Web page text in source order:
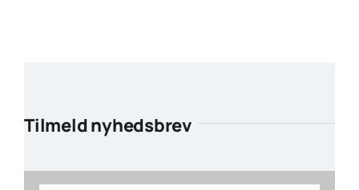
Tilmeld nyhedsbrev